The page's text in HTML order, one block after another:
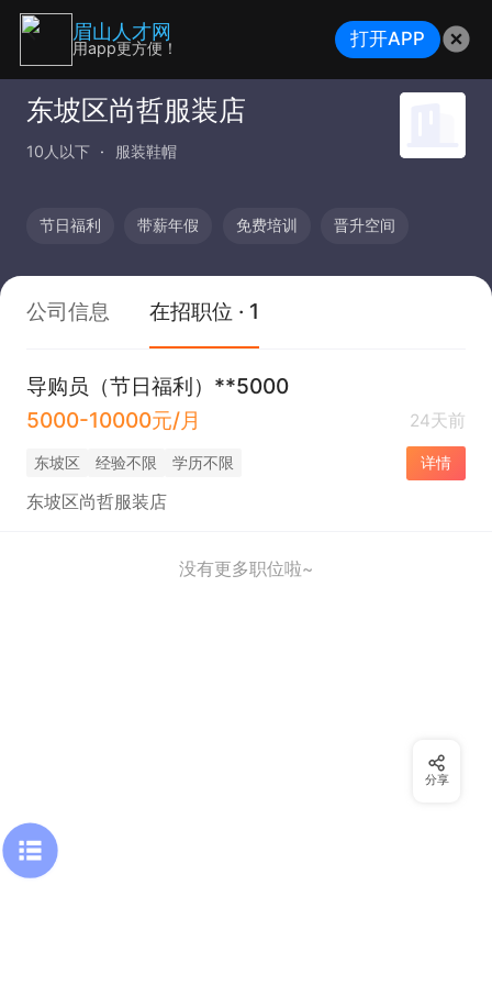
东坡区尚哲服装店
10人以下 服装鞋帽
节日福利 带薪年假 免费培训 晋升空间
公司信息 在招职位 · 1
导购员（节日福利）**5000
5000-10000元/月
24天前
东坡区 经验不限 学历不限 详情
东坡区尚哲服装店
没有更多职位啦~
分享
眉山人才网
用app更方便！ 打开APP